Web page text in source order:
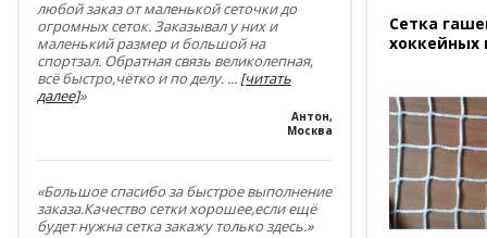
любой заказ от маленькой сеточки до
огромных сеток. Заказывал у них и
маленький размер и большой на
спортзал. Обратная связь великолепная,
всё быстро,чётко и по делу. ... [читать
далее]»
Антон,
Москва
«Большое спасибо за быстрое выполнение
заказа.Качество сетки хорошее,если ещё
будет нужна сетка закажу только здесь.»
Сетка
хоккейных